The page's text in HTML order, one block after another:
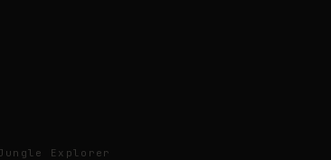
Explorer